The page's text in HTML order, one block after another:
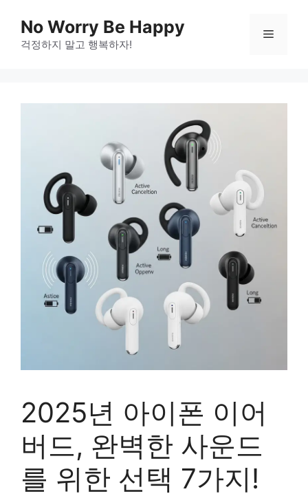
content
No Worry Be Happy
걱정하지 말고 행복하자!
Menu
2025년 아이폰 이어
버드, 완벽한 사운드
를 위한 선택 7가지!